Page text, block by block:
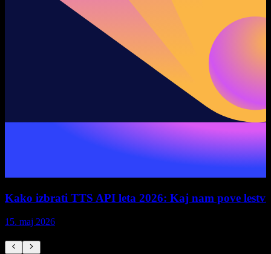
Kako izbrati TTS API leta 2026: Kaj nam pove
15. maj 2026